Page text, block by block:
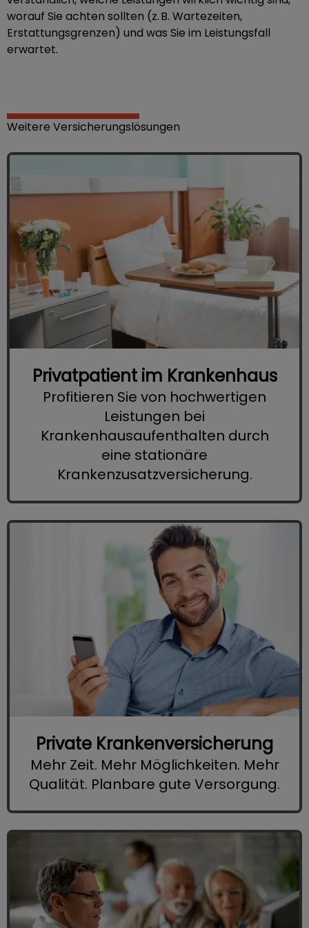
worauf Sie achten sollten (z. B. Wartezeiten,
Erstattungsgrenzen) und was Sie im Leistungsfall
erwartet.
Weitere Versicherungslösungen
Privatpatient im Krankenhaus
Profitieren Sie von hochwertigen
Leistungen bei
Krankenhausaufenthalten durch
eine stationäre
Krankenzusatzversicherung.
Private Krankenversicherung
Mehr Zeit. Mehr Möglichkeiten. Mehr
Qualität. Planbare gute Versorgung.